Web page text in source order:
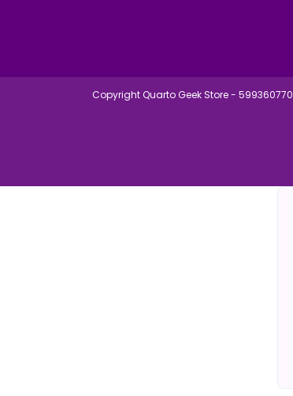
Copyright Quarto Geek Store -